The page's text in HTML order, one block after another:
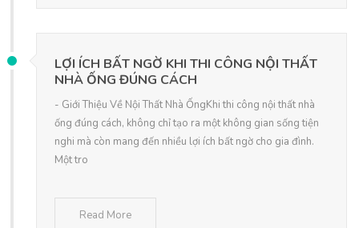
LỢI ÍCH BẤT NGỜ KHI THI CÔNG NỘI THẤT
NHÀ ỐNG ĐÚNG CÁCH
- Giới Thiệu Về Nội Thất Nhà ỐngKhi thi công nội thất nhà
ống đúng cách, không chỉ tạo ra một không gian sống tiện
nghi mà còn mang đến nhiều lợi ích bất ngờ cho gia đình.
Một tro
Read More